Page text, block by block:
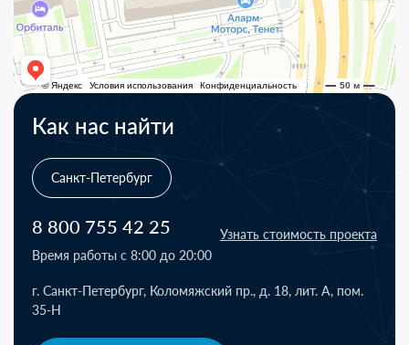
Как нас найти
Санкт-Петербург
8 800 755 42 25
Время работы с 8:00 до 20:00
Узнать стоимость проекта
г. Санкт-Петербург, Коломяжский пр., д. 18, лит. А, пом.
35-Н